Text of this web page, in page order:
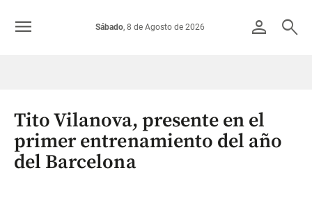
Colombia
person search
Sábado, 8 de Agosto de 2026
menu
Tito Vilanova, presente en el
primer entrenamiento del año
del Barcelona